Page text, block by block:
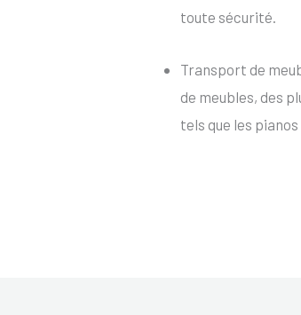
toute sécurité.
Transport de
de meubles, des
tels que les